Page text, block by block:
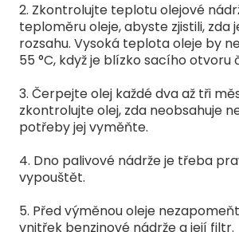
2. Zkontrolujte teplotu olejové
teploměru oleje, abyste zjistili, zda
rozsahu. Vysoká teplota oleje by
55 °C, když je blízko sacího otvoru
3. Čerpejte olej každé dva až tři
zkontrolujte olej, zda neobsahuje
potřeby jej vyměňte.
4. Dno palivové nádrže je třeba
vypouštět.
5. Před výměnou oleje
vnitřek benzinové nádrže a její filtr.